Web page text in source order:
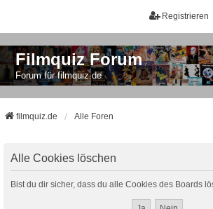
Registrieren
Filmquiz Forum
Forum für filmquiz.de
filmquiz.de Alle Foren
Alle Cookies löschen
Bist du dir sicher, dass du alle Cookies des Boards